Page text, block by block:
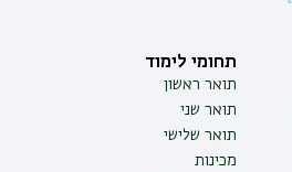
תחומי לימוד
תואר ראשון
תואר שני
תואר שלישי
מכינות